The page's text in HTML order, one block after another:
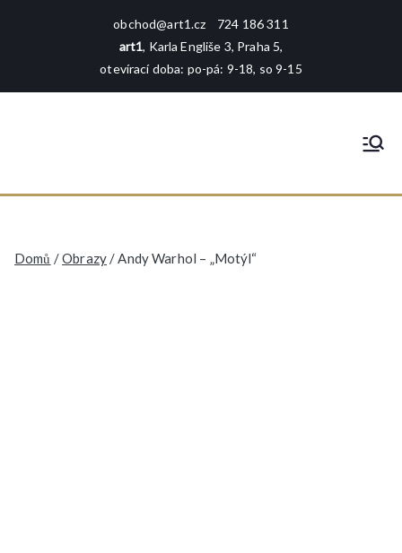
obchod@art1.cz 724 186 311
art1, Karla Engliše 3, Praha 5,
otevírací doba: po-pá: 9-18, so 9-15
rámování - tisk - galerie - foto -
Domů /Obrazy/ Andy Warhol – „Motýl“